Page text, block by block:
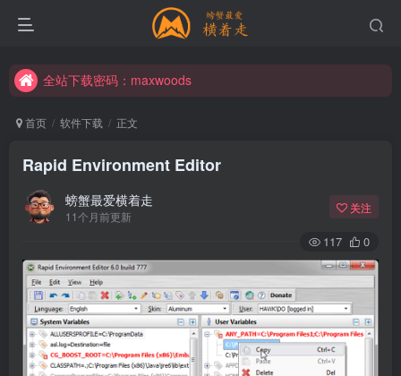
全站下载密码：maxwoods
全站下载密码：maxwoods
首页 软件下载 正文
Rapid Environment Editor
螃蟹最爱横着走
11个月前更新
关注
117 0